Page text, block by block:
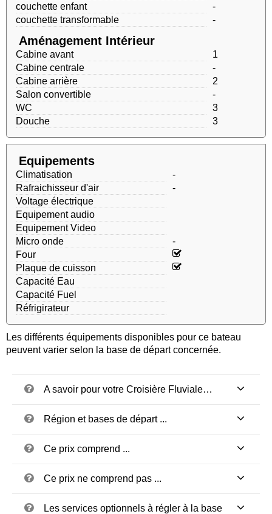
couchette enfant
-
couchette transformable
-
Aménagement Intérieur
Cabine avant
1
Cabine centrale
-
Cabine arrière
2
Salon convertible
-
WC
3
Douche
3
Equipements
Climatisation
-
Rafraichisseur d'air
-
Voltage électrique
Equipement audio
Equipement Video
Micro onde
-
Four
Plaque de cuisson
Capacité Eau
Capacité Fuel
Réfrigirateur
Les différents équipements disponibles pour ce bateau
peuvent varier selon la base de départ concernée.
A savoir pour votre Croisière Fluviale…
Région et bases de départ ...
Ce prix comprend ...
Ce prix ne comprend pas ...
Les services optionnels à régler à la base